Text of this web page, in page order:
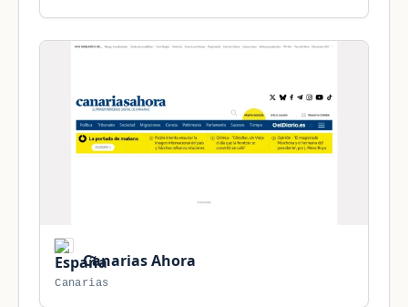
Canarias Ahora
Canarias